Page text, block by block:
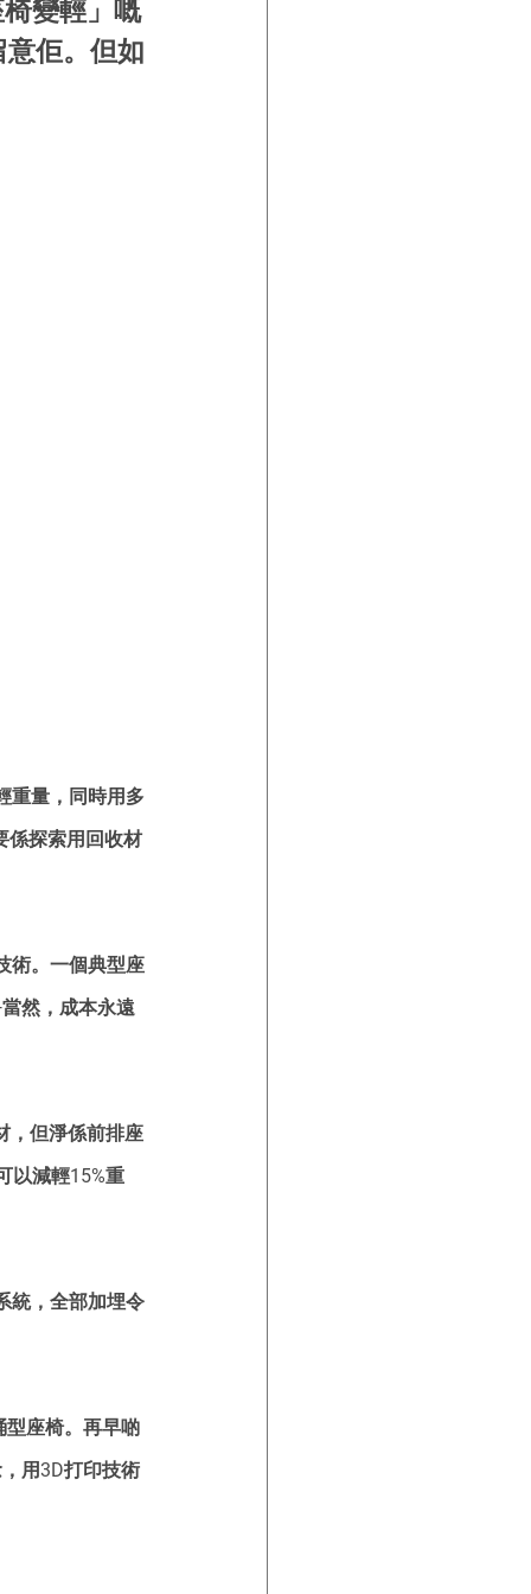
變輕」嘅
佢。但如
重量，同時用多
係探索用回收材
術。一個典型座
然，成本永遠
，但淨係前排座
以減輕15%重
統，全部加埋令
型座椅。再早啲
用3D打印技術